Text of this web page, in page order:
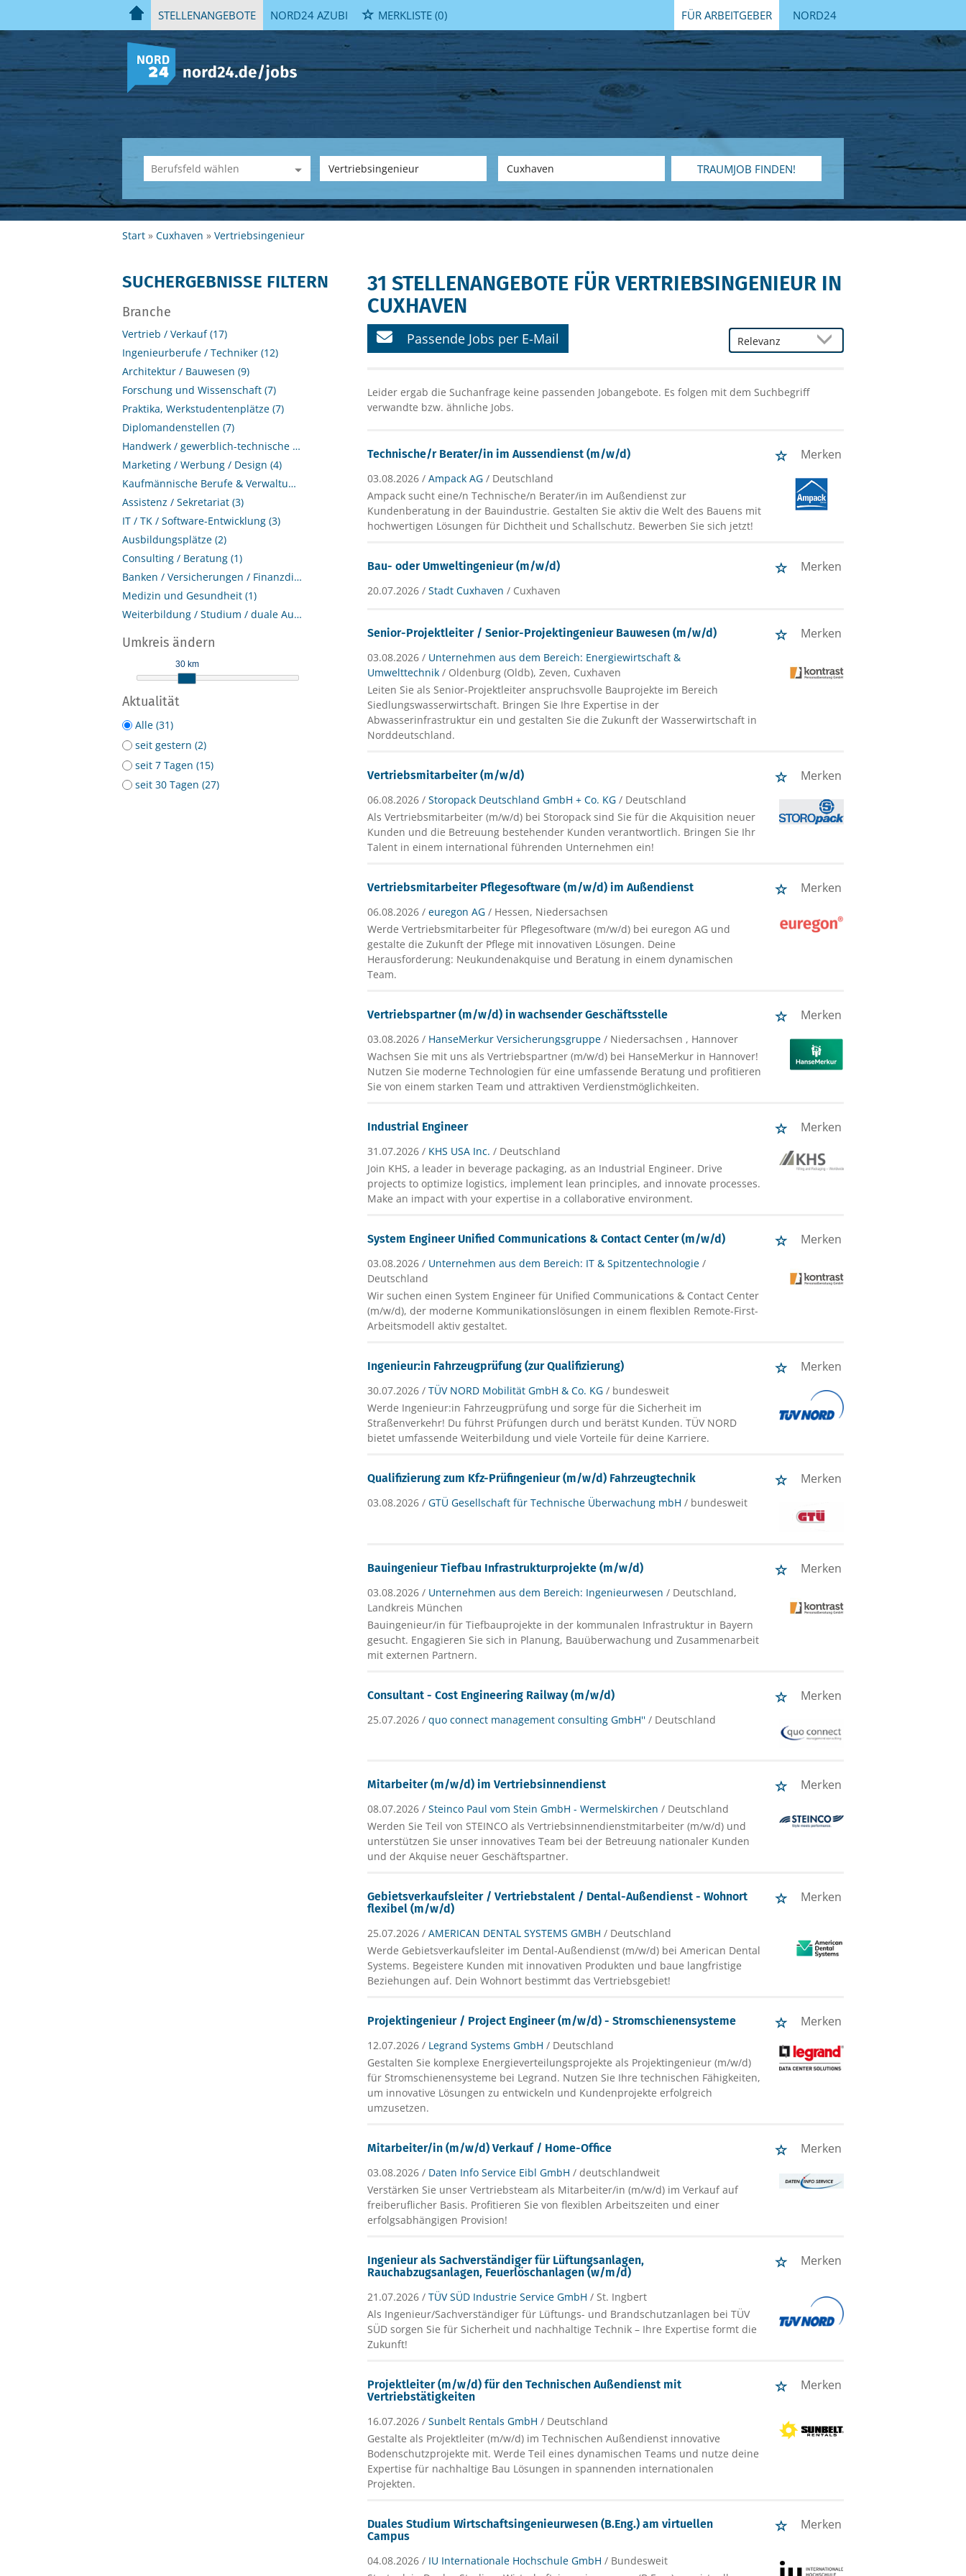
STELLENANGEBOTE NORD24 AZUBI MERKLISTE (0) FÜR ARBEITGEBER NORD24
TRAUMJOB FINDEN!
Start Cuxhaven Vertriebsingenieur
SUCHERGEBNISSE FILTERN
Branche
Vertrieb / Verkauf (17)
Ingenieurberufe / Techniker (12)
Architektur / Bauwesen (9)
Forschung und Wissenschaft (7)
Praktika, Werkstudentenplätze (7)
Diplomandenstellen (7)
Handwerk / gewerblich-technische Berufe (6)
Marketing / Werbung / Design (4)
Kaufmännische Berufe & Verwaltung (3)
Assistenz / Sekretariat (3)
IT / TK / Software-Entwicklung (3)
Ausbildungsplätze (2)
Consulting / Beratung (1)
Banken / Versicherungen / Finanzdienstleister (1)
Medizin und Gesundheit (1)
Weiterbildung / Studium / duale Ausbildung (1)
Umkreis ändern
30 km
Aktualität
Alle (31)
seit gestern (2)
seit 7 Tagen (15)
seit 30 Tagen (27)
31 STELLENANGEBOTE FÜR VERTRIEBSINGENIEUR IN
CUXHAVEN
Passende Jobs per E-Mail
Leider ergab die Suchanfrage keine passenden Jobangebote. Es folgen mit dem Suchbegriff
verwandte bzw. ähnliche Jobs.
Technische/r Berater/in im Aussendienst (m/w/d) Merken
03.08.2026 /Ampack AG / Deutschland
Ampack sucht eine/n Technische/n Berater/in im Außendienst zur
Kundenberatung in der Bauindustrie. Gestalten Sie aktiv die Welt des Bauens mit
hochwertigen Lösungen für Dichtheit und Schallschutz. Bewerben Sie sich jetzt!
Bau- oder Umweltingenieur (m/w/d) Merken
20.07.2026 /Stadt Cuxhaven / Cuxhaven
Senior-Projektleiter / Senior-Projektingenieur Bauwesen (m/w/d) Merken
03.08.2026 / Unternehmen aus dem Bereich: Energiewirtschaft &
Umwelttechnik / Oldenburg (Oldb), Zeven, Cuxhaven
Leiten Sie als Senior-Projektleiter anspruchsvolle Bauprojekte im Bereich
Siedlungswasserwirtschaft. Bringen Sie Ihre Expertise in der
Abwasserinfrastruktur ein und gestalten Sie die Zukunft der Wasserwirtschaft in
Norddeutschland.
Vertriebsmitarbeiter (m/w/d) Merken
06.08.2026 /Storopack Deutschland GmbH + Co. KG / Deutschland
Als Vertriebsmitarbeiter (m/w/d) bei Storopack sind Sie für die Akquisition neuer
Kunden und die Betreuung bestehender Kunden verantwortlich. Bringen Sie Ihr
Talent in einem international führenden Unternehmen ein!
Vertriebsmitarbeiter Pflegesoftware (m/w/d) im Außendienst Merken
06.08.2026 /euregon AG / Hessen, Niedersachsen
Werde Vertriebsmitarbeiter für Pflegesoftware (m/w/d) bei euregon AG und
gestalte die Zukunft der Pflege mit innovativen Lösungen. Deine
Herausforderung: Neukundenakquise und Beratung in einem dynamischen
Team.
Vertriebspartner (m/w/d) in wachsender Geschäftsstelle Merken
03.08.2026 / HanseMerkur Versicherungsgruppe / Niedersachsen , Hannover
Wachsen Sie mit uns als Vertriebspartner (m/w/d) bei HanseMerkur in Hannover!
Nutzen Sie moderne Technologien für eine umfassende Beratung und profitieren
Sie von einem starken Team und attraktiven Verdienstmöglichkeiten.
Industrial Engineer Merken
31.07.2026 / KHS USA Inc. / Deutschland
Join KHS, a leader in beverage packaging, as an Industrial Engineer. Drive
projects to optimize logistics, implement lean principles, and innovate processes.
Make an impact with your expertise in a collaborative environment.
System Engineer Unified Communications & Contact Center (m/w/d) Merken
03.08.2026 / Unternehmen aus dem Bereich: IT & Spitzentechnologie /
Deutschland
Wir suchen einen System Engineer für Unified Communications & Contact Center
(m/w/d), der moderne Kommunikationslösungen in einem flexiblen Remote-First-
Arbeitsmodell aktiv gestaltet.
Ingenieur:in Fahrzeugprüfung (zur Qualifizierung) Merken
30.07.2026 /TÜV NORD Mobilität GmbH & Co. KG / bundesweit
Werde Ingenieur:in Fahrzeugprüfung und sorge für die Sicherheit im
Straßenverkehr! Du führst Prüfungen durch und berätst Kunden. TÜV NORD
bietet umfassende Weiterbildung und viele Vorteile für deine Karriere.
Qualifizierung zum Kfz-Prüfingenieur (m/w/d) Fahrzeugtechnik Merken
03.08.2026 /GTÜ Gesellschaft für Technische Überwachung mbH / bundesweit
Bauingenieur Tiefbau Infrastrukturprojekte (m/w/d) Merken
03.08.2026 / Unternehmen aus dem Bereich: Ingenieurwesen / Deutschland,
Landkreis München
Bauingenieur/in für Tiefbauprojekte in der kommunalen Infrastruktur in Bayern
gesucht. Engagieren Sie sich in Planung, Bauüberwachung und Zusammenarbeit
mit externen Partnern.
Consultant - Cost Engineering Railway (m/w/d) Merken
25.07.2026 /quo connect management consulting GmbH'' / Deutschland
Mitarbeiter (m/w/d) im Vertriebsinnendienst Merken
08.07.2026 /Steinco Paul vom Stein GmbH - Wermelskirchen / Deutschland
Werden Sie Teil von STEINCO als Vertriebsinnendienstmitarbeiter (m/w/d) und
unterstützen Sie unser innovatives Team bei der Betreuung nationaler Kunden
und der Akquise neuer Geschäftspartner.
Gebietsverkaufsleiter / Vertriebstalent / Dental-Außendienst - Wohnort
flexibel (m/w/d)
Merken
25.07.2026 /AMERICAN DENTAL SYSTEMS GMBH / Deutschland
Werde Gebietsverkaufsleiter im Dental-Außendienst (m/w/d) bei American Dental
Systems. Begeistere Kunden mit innovativen Produkten und baue langfristige
Beziehungen auf. Dein Wohnort bestimmt das Vertriebsgebiet!
Projektingenieur / Project Engineer (m/w/d) - Stromschienensysteme Merken
12.07.2026 / Legrand Systems GmbH / Deutschland
Gestalten Sie komplexe Energieverteilungsprojekte als Projektingenieur (m/w/d)
für Stromschienensysteme bei Legrand. Nutzen Sie Ihre technischen Fähigkeiten,
um innovative Lösungen zu entwickeln und Kundenprojekte erfolgreich
umzusetzen.
Mitarbeiter/in (m/w/d) Verkauf / Home-Office Merken
03.08.2026 / Daten Info Service Eibl GmbH / deutschlandweit
Verstärken Sie unser Vertriebsteam als Mitarbeiter/in (m/w/d) im Verkauf auf
freiberuflicher Basis. Profitieren Sie von flexiblen Arbeitszeiten und einer
erfolgsabhängigen Provision!
Ingenieur als Sachverständiger für Lüftungsanlagen,
Rauchabzugsanlagen, Feuerlöschanlagen (w/m/d)
Merken
21.07.2026 /TÜV SÜD Industrie Service GmbH / St. Ingbert
Als Ingenieur/Sachverständiger für Lüftungs- und Brandschutzanlagen bei TÜV
SÜD sorgen Sie für Sicherheit und nachhaltige Technik – Ihre Expertise formt die
Zukunft!
Projektleiter (m/w/d) für den Technischen Außendienst mit
Vertriebstätigkeiten
Merken
16.07.2026 /Sunbelt Rentals GmbH / Deutschland
Gestalte als Projektleiter (m/w/d) im Technischen Außendienst innovative
Bodenschutzprojekte mit. Werde Teil eines dynamischen Teams und nutze deine
Expertise für nachhaltige Bau Lösungen in spannenden internationalen
Projekten.
Duales Studium Wirtschaftsingenieurwesen (B.Eng.) am virtuellen
Campus
Merken
04.08.2026 / IU Internationale Hochschule GmbH / Bundesweit